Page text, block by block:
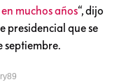
muchos años“, dijo
presidencial que se
septiembre.